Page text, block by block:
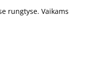
rungtyse. Vaikams